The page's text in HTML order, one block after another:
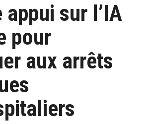
appui sur l’IA
pour
aux arrêts